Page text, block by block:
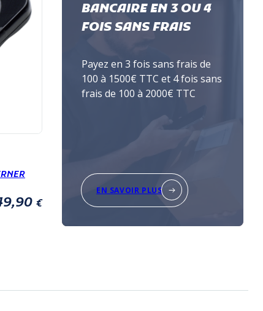
€
BANCAIRE EN 3 OU 4
FOIS SANS FRAIS
Payez en 3 fois sans frais de
100 à 1500€ TTC et 4 fois sans
frais de 100 à 2000€ TTC
EN SAVOIR PLUS